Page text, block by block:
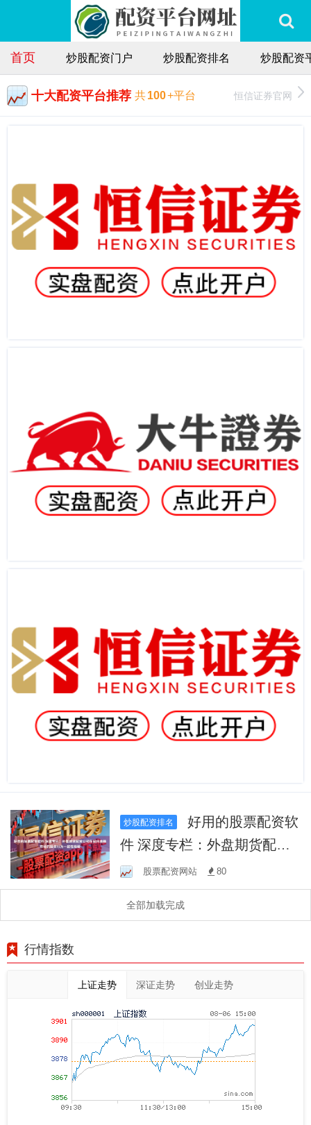
首页 炒股配资门户 炒股配资排名 炒股配资
十大配资平台推荐 共100+平台 恒信证券官网
炒股配资排名
好用的股票配资软
件 深度专栏：外盘期货配资
公司在国内金融市场的投资
行为一致性检验
股票配资网站 80
全部加载完成
行情指数
上证走势 深证走势 创业走势